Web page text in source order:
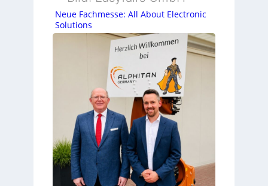
Neue Fachmesse: All About Electronic
Solutions